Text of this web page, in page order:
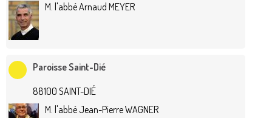
M. l'abbé Arnaud MEYER
Paroisse Saint-Dié
88100 SAINT-DIÉ
M. l'abbé Jean-Pierre WAGNER